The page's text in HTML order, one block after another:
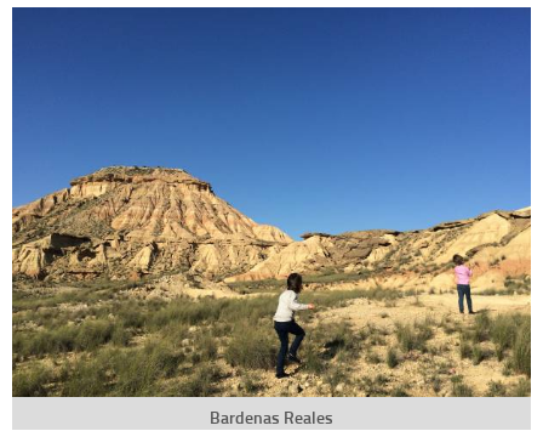
Bardenas Reales